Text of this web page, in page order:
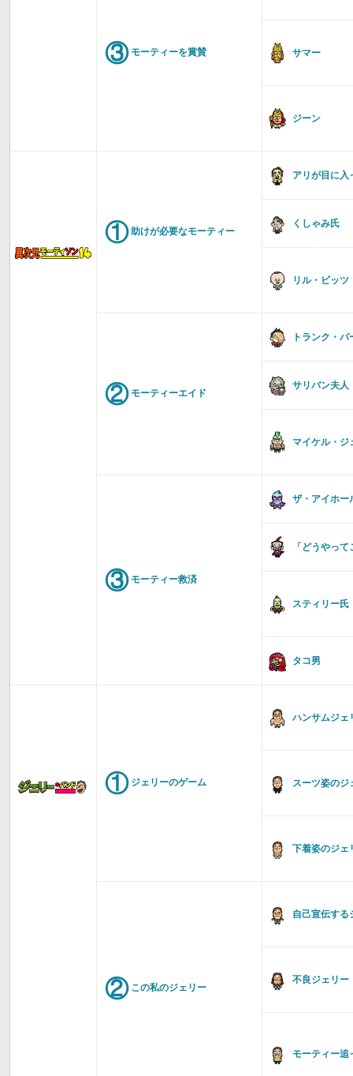
③ モーティーを賞賛 サマー
ジーン
①助けが必要なモーティー
アリが目に入
くしゃみ氏
リル・ビッツ
② モーティーエイド
トランク・パ
サリバン夫人
マイケル・ジ
③ モーティー救済
ザ・アイホー
「どうやっ
スティリー氏
タコ男
① ジェリーのゲーム
ハンサムジェ
スーツ姿のジ
下着姿のジェ
② この私のジェリー
自己宣伝する
不良ジェリー
モーティー追